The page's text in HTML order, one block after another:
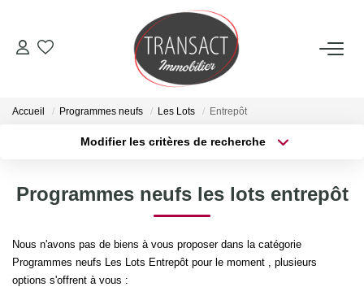
ACCUEIL
NOTRE AGENCE
Accueil Programmes neufs Les Lots Entrepôt
Modifier les critères de recherche
Sélectionnez...
Type de bien
Budget max Plus de critères
Programmes neufs les lots entrepôt
Nous n'avons pas de biens à vous proposer dans la catégorie
Programmes neufs Les Lots Entrepôt pour le moment , plusieurs
options s'offrent à vous :